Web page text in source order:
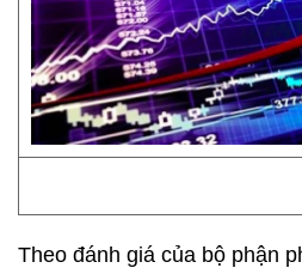
Theo đánh giá của bộ phận